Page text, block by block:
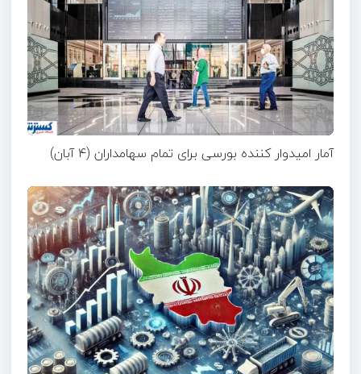
آمار امیدوار کننده بورسی برای تمام سهامداران (۴ آبان)